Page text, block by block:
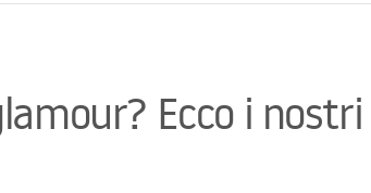
Ecco i